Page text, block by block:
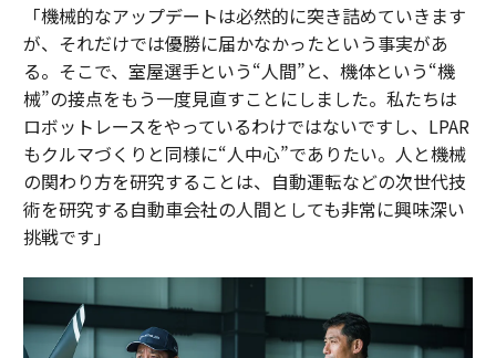
「機械的なアップデートは必然的に突き詰めていきます
が、それだけでは優勝に届かなかったという事実があ
る。そこで、室屋選手という“人間”と、機体という“機
械”の接点をもう一度見直すことにしました。私たちは
ロボットレースをやっているわけではないですし、LPAR
もクルマづくりと同様に“人中心”でありたい。人と機械
の関わり方を研究することは、自動運転などの次世代技
術を研究する自動車会社の人間としても非常に興味深い
挑戦です」